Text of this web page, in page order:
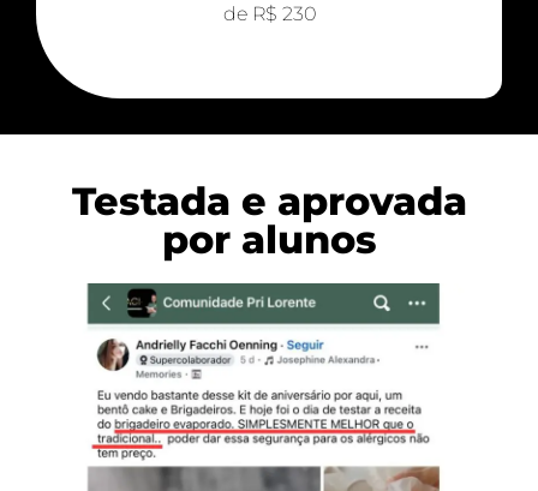
de R$ 230
Testada e aprovada
por alunos